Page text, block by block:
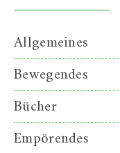
Allgemeines
Bewegendes
Bücher
Empörendes